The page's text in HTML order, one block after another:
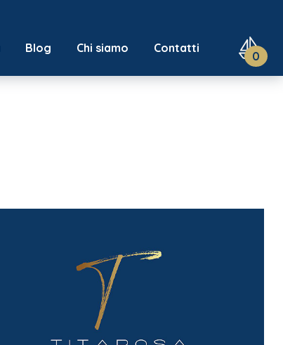
Blog Chi siamo Contatti
0